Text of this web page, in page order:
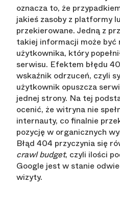
oznacza to, że
jakieś zasoby z platformy
przekierowane. Jedną z
takiej informacji może być
użytkownika, który
serwisu. Efektem błędu
wskaźnik odrzuceń, czyli
użytkownik opuszcza
jednej strony. Na tej
ocenić, że witryna nie
internauty, co finalnie
pozycję w organicznych
Błąd 404 przyczynia się
crawl budget, czyli ilości
Google jest w stanie
wizyty.